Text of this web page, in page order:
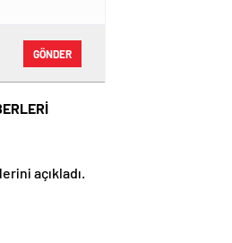
GÖNDER
açıkladı.